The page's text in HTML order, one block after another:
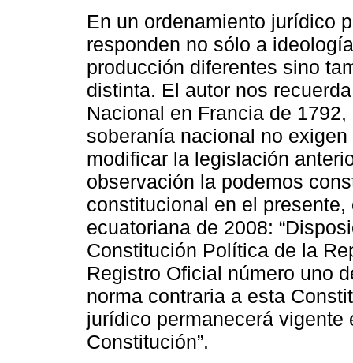
En un ordenamiento jurídico
responden no sólo a
producción diferentes sino
distinta. El autor nos
Nacional en Francia de
soberanía nacional no
modificar la legislación
observación la podemos
constitucional en el
ecuatoriana de 2008:
Constitución Política de la
Registro Oficial número uno
norma contraria a esta
jurídico permanecerá
Constitución”.